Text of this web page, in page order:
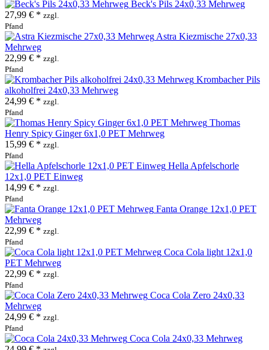
Beck's Pils 24x0,33 Mehrweg
27,99 € * zzgl.
Pfand
Astra Kiezmische 27x0,33
Mehrweg
22,99 € * zzgl.
Pfand
Krombacher Pils
alkoholfrei 24x0,33 Mehrweg
24,99 € * zzgl.
Pfand
Thomas
Henry Spicy Ginger 6x1,0 PET Mehrweg
15,99 € * zzgl.
Pfand
Hella Apfelschorle
12x1,0 PET Einweg
14,99 € * zzgl.
Pfand
Fanta Orange 12x1,0 PET
Mehrweg
22,99 € * zzgl.
Pfand
Coca Cola light 12x1,0
PET Mehrweg
22,99 € * zzgl.
Pfand
Coca Cola Zero 24x0,33
Mehrweg
24,99 € * zzgl.
Pfand
Coca Cola 24x0,33 Mehrweg